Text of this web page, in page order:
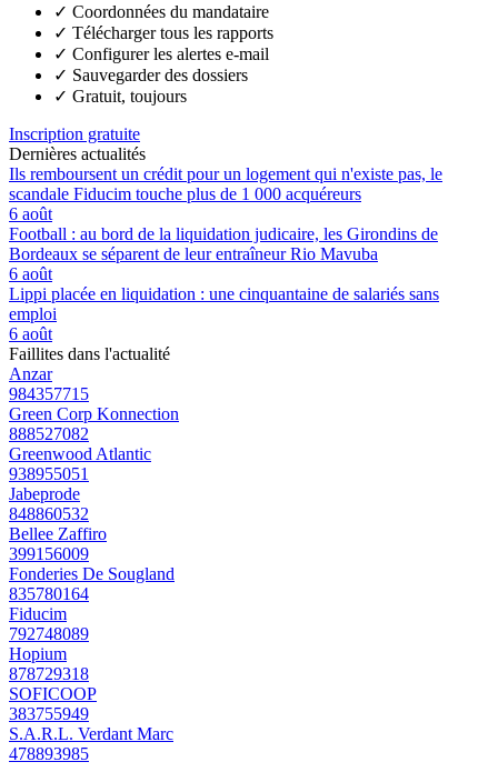
✓ Coordonnées du mandataire
✓ Télécharger tous les rapports
✓ Configurer les alertes e-mail
✓ Sauvegarder des dossiers
✓ Gratuit, toujours
Inscription gratuite
Dernières actualités
Ils remboursent un crédit pour un logement qui n'existe pas, le
scandale Fiducim touche plus de 1 000 acquéreurs
6 août
Football : au bord de la liquidation judicaire, les Girondins de
Bordeaux se séparent de leur entraîneur Rio Mavuba
6 août
Lippi placée en liquidation : une cinquantaine de salariés sans
emploi
6 août
Faillites dans l'actualité
Anzar
984357715
Green Corp Konnection
888527082
Greenwood Atlantic
938955051
Jabeprode
848860532
Bellee Zaffiro
399156009
Fonderies De Sougland
835780164
Fiducim
792748089
Hopium
878729318
SOFICOOP
383755949
S.A.R.L. Verdant Marc
478893985